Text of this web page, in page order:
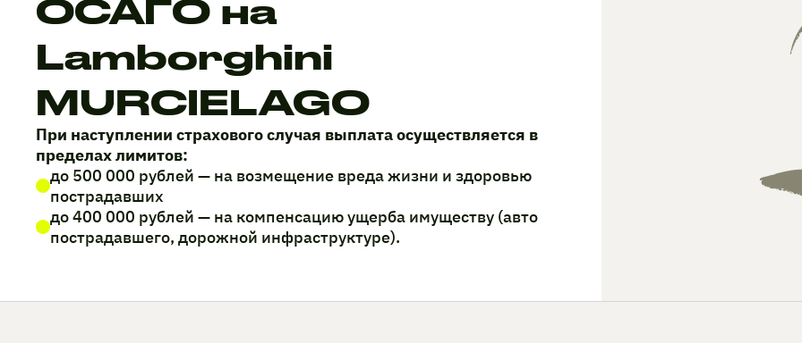
ОСАГО на
Lamborghini
MURCIELAGO
При наступлении страхового случая выплата осуществляется в
пределах лимитов:
до 500 000 рублей — на возмещение вреда жизни и здоровью
пострадавших
до 400 000 рублей — на компенсацию ущерба имуществу (авто
пострадавшего, дорожной инфраструктуре).